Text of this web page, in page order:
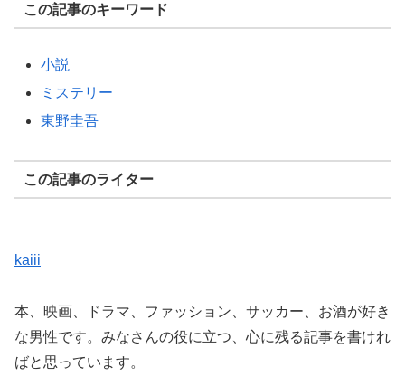
この記事のキーワード
小説
ミステリー
東野圭吾
この記事のライター
kaiii
本、映画、ドラマ、ファッション、サッカー、お酒が好き
な男性です。みなさんの役に立つ、心に残る記事を書けれ
ばと思っています。